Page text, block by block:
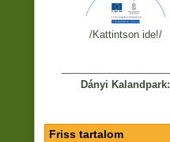
/Kattintson ide!/
Dányi Kalandpark:
Friss tartalom